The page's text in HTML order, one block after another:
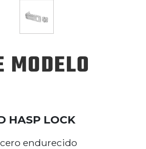
MODELO
HASP LOCK
endurecido